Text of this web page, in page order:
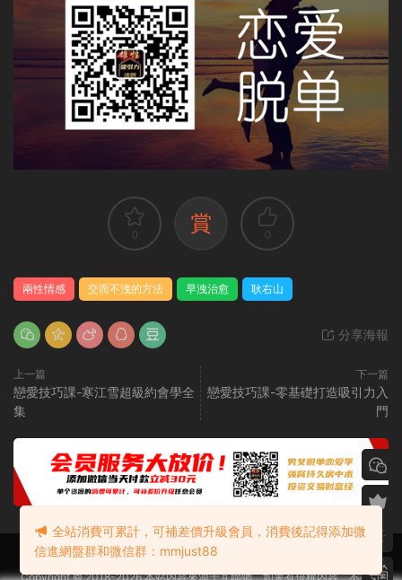
0 賞 0
兩性情感 交而不洩的方法 早洩治愈 耿右山
分享海報
上一篇
戀愛技巧課-寒江雪超級約會學全
集
下一篇
戀愛技巧課-零基礎打造吸引力入
門
Copyright © 2018-2026 本站内容來源于互聯網，如果有侵權内容、不妥之
全站消費可累計，可補差價升級會員，消費後記得添加微
信進網盤群和微信群：mmjust88